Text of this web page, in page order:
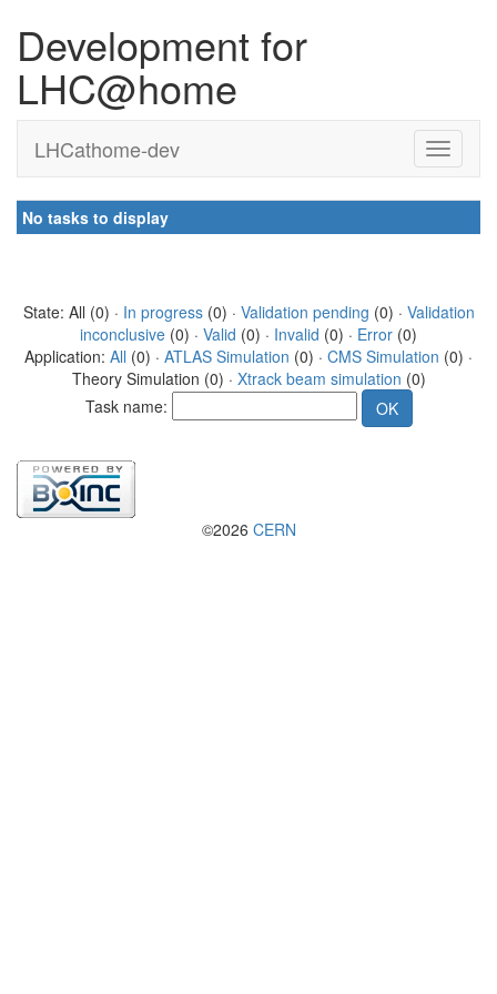
Development for
LHC@home
LHCathome-dev
No tasks to display
State: All (0) · In progress(0) · Validation pending (0) · Validation
inconclusive (0) · Valid (0) · Invalid (0) · Error (0)
Application: All (0) · ATLAS Simulation (0) · CMS Simulation (0) ·
Theory Simulation (0) · Xtrack beam simulation (0)
Task name:
©2026 CERN